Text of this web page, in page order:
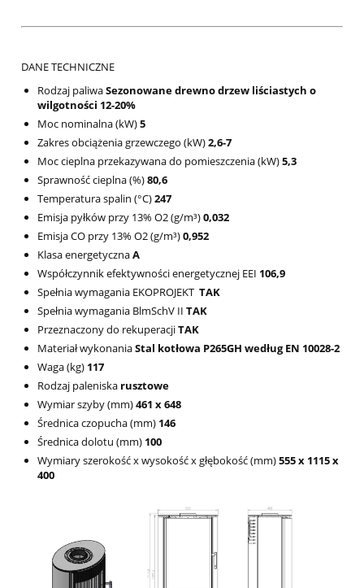
DANE TECHNICZNE
Rodzaj paliwaSezonowane drewno drzew liściastych o
wilgotności 12-20%
Moc nominalna (kW)5
Zakres obciążenia grzewczego (kW)2,6-7
Moc cieplna przekazywana do pomieszczenia (kW)5,3
Sprawność cieplna (%)80,6
Temperatura spalin (°C)247
Emisja pyłków przy 13% O2 (g/m³)0,032
Emisja CO przy 13% O2 (g/m³)0,952
Klasa energetycznaA
Współczynnik efektywności energetycznej EEI 106,9
Spełnia wymagania EKOPROJEKT TAK
Spełnia wymagania BlmSchV II TAK
Przeznaczony do rekuperacjiTAK
Materiał wykonaniaStal kotłowa P265GH według EN 10028-2
Waga (kg) 117
Rodzaj paleniska rusztowe
Wymiar szyby (mm)461 x 648
Średnica czopucha (mm) 146
Średnica dolotu (mm) 100
Wymiary szerokość x wysokość x głębokość (mm)555 x 1115 x
400